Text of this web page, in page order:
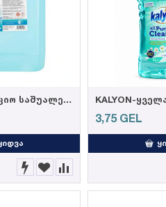
სადეზინფექციო საშუალება "ნატურალი" 5 ლ
3,75 GEL